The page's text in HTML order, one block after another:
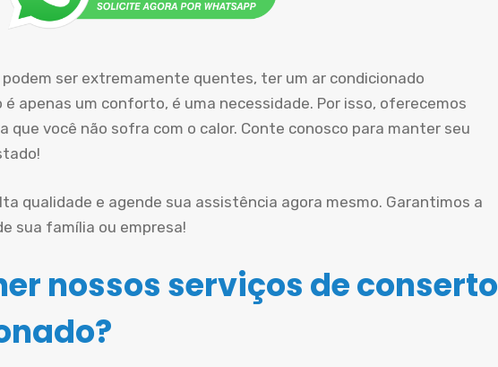
podem ser extremamente quentes, ter um ar condicionado
apenas um conforto, é uma necessidade. Por isso, oferecemos
que você não sofra com o calor. Conte conosco para manter seu
qualidade e agende sua assistência agora mesmo. Garantimos a
sua família ou empresa!
nossos serviços de conserto